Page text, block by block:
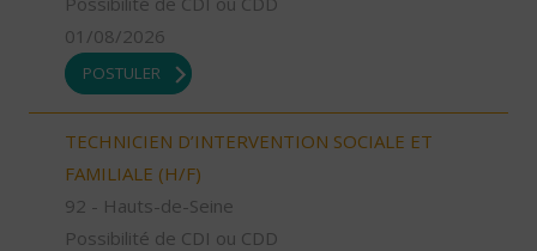
01/08/2026
POSTULER
TECHNICIEN D’INTERVENTION SOCIALE ET
FAMILIALE (H/F)
92 - Hauts-de-Seine
Possibilité de CDI ou CDD